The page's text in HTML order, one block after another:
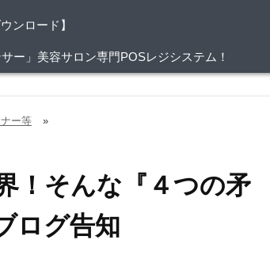
ンロード】
ー」美容サロン専門POSレジシステム！
ー等 »
！そんな『４つの矛
ログ告知